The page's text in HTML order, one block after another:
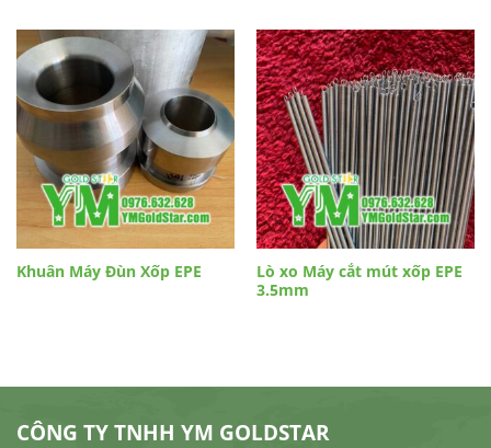
Khuân Máy Đùn Xốp EPE
Lò xo Máy cắt mút xốp EPE
3.5mm
CÔNG TY TNHH YM GOLDSTAR